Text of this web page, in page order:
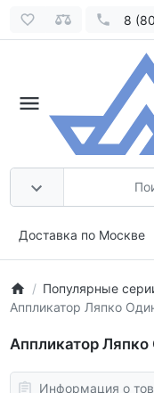
8
Доставка по Москве
Популярные
Аппликатор Ляпко
Аппликатор
Информация о